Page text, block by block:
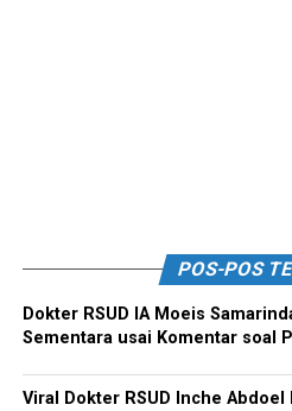
POS-POS
Dokter RSUD IA Moeis
Sementara usai Komentar soal
Viral Dokter RSUD Inche